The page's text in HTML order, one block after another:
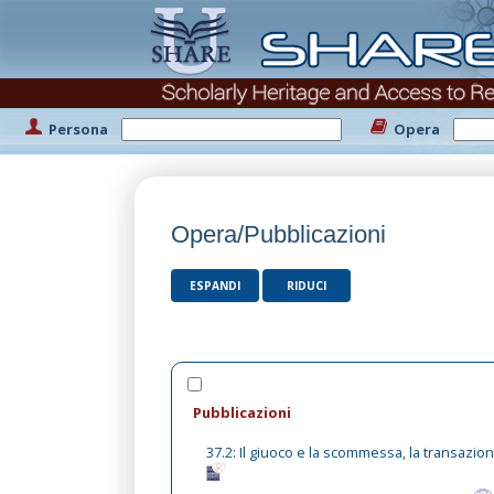
Persona Opera
Opera/Pubblicazioni
ESPANDI RIDUCI
Pubblicazioni
37.2: Il giuoco e la scommessa, la